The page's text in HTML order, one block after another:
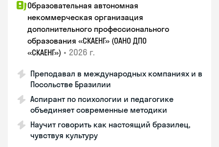
Образовательная автономная
некоммерческая организация
дополнительного профессионального
образования «СКАЕНГ» (ОАНО ДПО
«СКАЕНГ») • 2026 г.
Преподавал в международных компаниях и в
Посольстве Бразилии
Аспирант по психологии и педагогике
объединяет современные методики
Научит говорить как настоящий бразилец,
чувствуя культуру